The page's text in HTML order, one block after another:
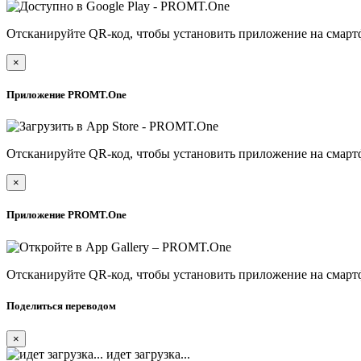
Отсканируйте QR-код, чтобы установить приложение на
×
Приложение PROMT.One
Отсканируйте QR-код, чтобы установить приложение на
×
Приложение PROMT.One
Отсканируйте QR-код, чтобы установить приложение на
Поделиться переводом
×
идет загрузка...